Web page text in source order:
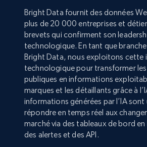
Bright Data fournit des données
plus de 20 000 entreprises et
brevets qui confirment son
technologique. En tant que
Bright Data, nous exploitons cette
technologique pour transformer
publiques en informations
marques et les détaillants grâce à
informations générées par l’IA
répondre en temps réel aux
marché via des tableaux de bord
des alertes et des API.